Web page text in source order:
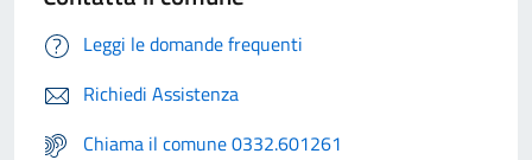
Leggi le domande frequenti
Richiedi Assistenza
Chiama il comune 0332.601261